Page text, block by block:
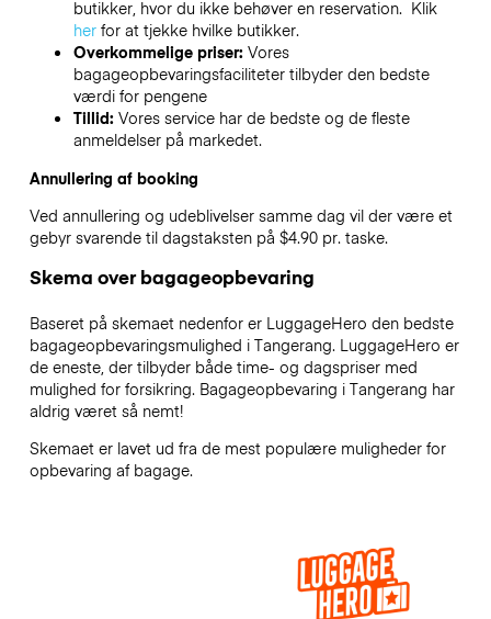
butikker, hvor du ikke behøver en reservation. Klik
herfor at tjekke hvilke butikker.
Overkommelige priser: Vores
bagageopbevaringsfaciliteter tilbyder den bedste
værdi for pengene
Tillid: Vores service har de bedste og de fleste
anmeldelser på markedet.
Annullering af booking
Ved annullering og udeblivelser samme dag vil der være et
gebyr svarende til dagstaksten på $4.90 pr. taske.
Skema over bagageopbevaring
Baseret på skemaet nedenfor er LuggageHero den bedste
bagageopbevaringsmulighed i Tangerang. LuggageHero er
de eneste, der tilbyder både time- og dagspriser med
mulighed for forsikring. Bagageopbevaring i Tangerang har
aldrig været så nemt!
Skemaet er lavet ud fra de mest populære muligheder for
opbevaring af bagage.